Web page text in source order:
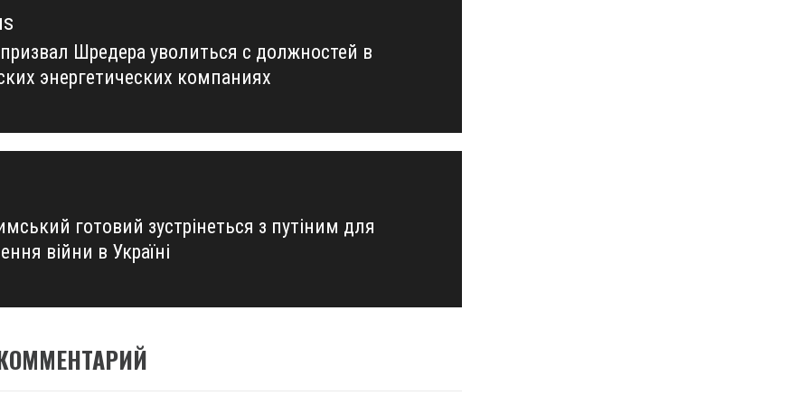
Шредера уволиться с должностей в
энергетических компаниях
готовий зустрінеться з путіним для
війни в Україні